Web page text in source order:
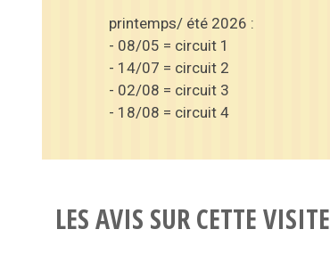
printemps/ été 2026 :
- 08/05 = circuit 1
- 14/07 = circuit 2
- 02/08 = circuit 3
- 18/08 = circuit 4
LES AVIS SUR CETTE VISITE